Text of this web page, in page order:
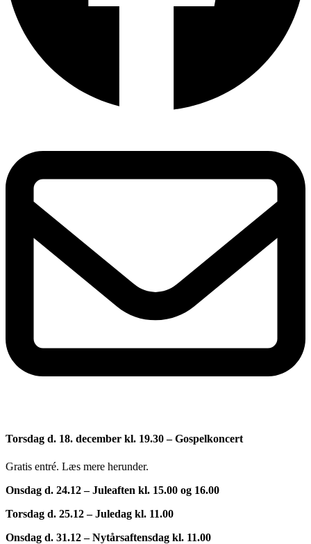
Torsdag d. 18. december kl. 19.30 – Gospelkoncert
Gratis entré. Læs mere herunder.
Onsdag d. 24.12 – Juleaften kl. 15.00 og 16.00
Torsdag d. 25.12 – Juledag kl. 11.00
Onsdag d. 31.12 – Nytårsaftensdag kl. 11.00